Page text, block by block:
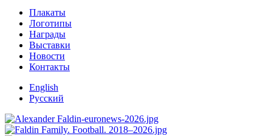
Плакаты
Логотипы
Награды
Выставки
Новости
Контакты
English
Русский